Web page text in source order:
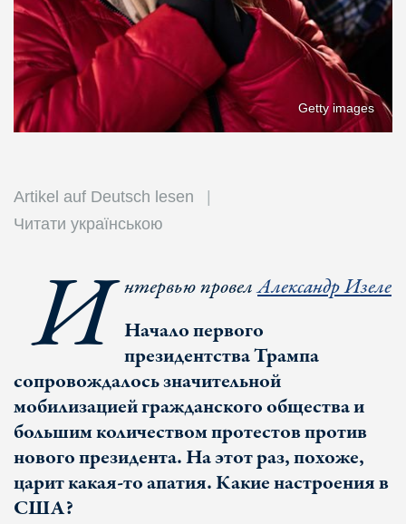
Getty images
Artikel auf Deutsch lesen
Читати українською
И нтервью провелАлександр Изеле
Начало первого
президентства Трампа
сопровождалось значительной
мобилизацией гражданского общества и
большим количеством протестов против
нового президента. На этот раз, похоже,
царит какая-то апатия. Какие настроения в
США?